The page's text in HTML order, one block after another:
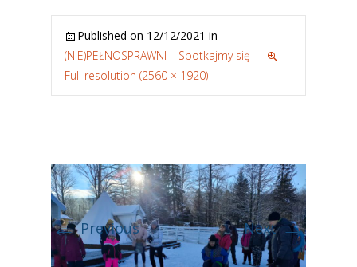
Published on 12/12/2021 in
(NIE)PEŁNOSPRAWNI – Spotkajmy się
Full resolution (2560 × 1920)
←Previous Next→